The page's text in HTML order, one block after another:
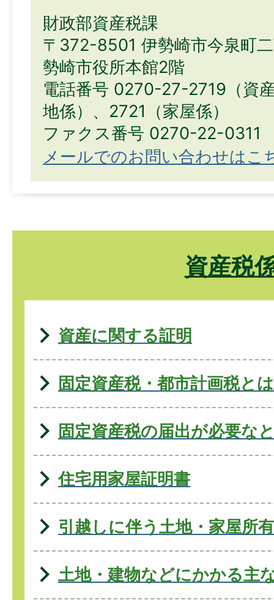
財政部資産税課
〒372-8501 伊勢崎市今泉町
勢崎市役所本館2階
電話番号 0270-27-2719（資
地係）、2721（家屋係）
ファクス番号 0270-22-0311
メールでのお問い合わせはこ
資産税
資産に関する証明
固定資産税・都市計画税とは
固定資産税の届出が必要な
住宅用家屋証明書
引越しに伴う土地・家屋所
土地・建物などにかかる主